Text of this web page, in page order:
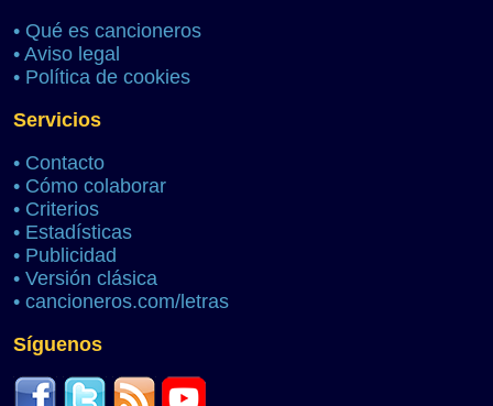
• Qué es cancioneros
• Aviso legal
• Política de cookies
Servicios
• Contacto
• Cómo colaborar
• Criterios
• Estadísticas
• Publicidad
• Versión clásica
• cancioneros.com/letras
Síguenos